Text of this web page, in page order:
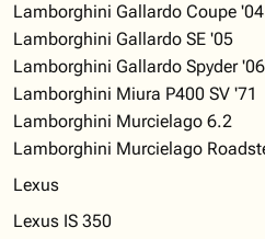
Lamborghini Gallardo Coupe '04
Lamborghini Gallardo SE '05
Lamborghini Gallardo Spyder '06
Lamborghini Miura P400 SV '71
Lamborghini Murcielago 6.2
Lamborghini Murcielago
Lexus
Lexus IS 350